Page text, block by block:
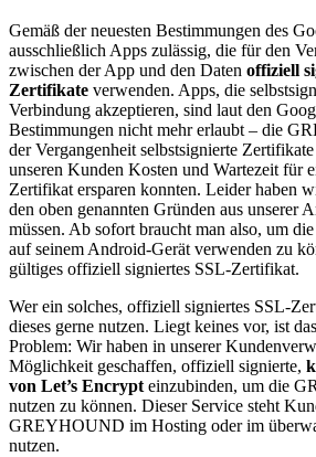
Gemäß der neuesten Bestimmungen des
ausschließlich Apps zulässig, die für den
zwischen der App und den Daten offiziell
Zertifikate verwenden. Apps, die
Verbindung akzeptieren, sind laut den
Bestimmungen nicht mehr erlaubt – die
der Vergangenheit selbstsignierte
unseren Kunden Kosten und Wartezeit für
Zertifikat ersparen konnten. Leider haben
den oben genannten Gründen aus unserer
müssen. Ab sofort braucht man also, um
auf seinem Android-Gerät verwenden zu
gültiges offiziell signiertes SSL-Zertifikat.
Wer ein solches, offiziell signiertes SSL-
dieses gerne nutzen. Liegt keines vor, ist
Problem: Wir haben in unserer
Möglichkeit geschaffen, offiziell signierte,
von Let’s Encrypt einzubinden, um die
nutzen zu können. Dieser Service steht
GREYHOUND im Hosting oder im
nutzen.